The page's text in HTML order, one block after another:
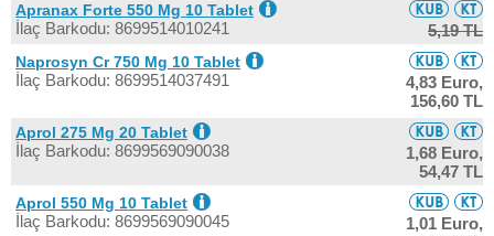
Apranax Forte 550 Mg 10 Tablet
İlaç Barkodu: 8699514010241 5,19 TL
Naprosyn Cr 750 Mg 10 Tablet
İlaç Barkodu: 8699514037491
4,83 Euro,
156,60 TL
Aprol 275 Mg 20 Tablet
İlaç Barkodu: 8699569090038
1,68 Euro,
54,47 TL
Aprol 550 Mg 10 Tablet
İlaç Barkodu: 8699569090045
1,01 Euro,